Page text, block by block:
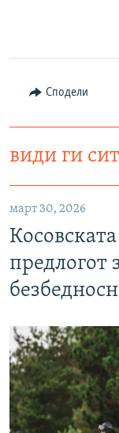
Сподели
види ги
март 30, 2026
предлогот